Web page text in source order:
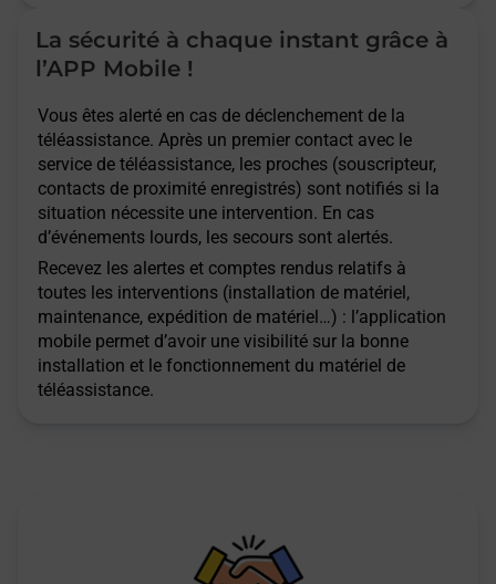
La sécurité à chaque instant grâce à
l’APP Mobile !
Vous êtes alerté en cas de déclenchement de la
téléassistance. Après un premier contact avec le
service de téléassistance, les proches (souscripteur,
contacts de proximité enregistrés) sont notifiés si la
situation nécessite une intervention. En cas
d’événements lourds, les secours sont alertés.
Recevez les alertes et comptes rendus relatifs à
toutes les interventions (installation de matériel,
maintenance, expédition de matériel…) : l’application
mobile permet d’avoir une visibilité sur la bonne
installation et le fonctionnement du matériel de
téléassistance.